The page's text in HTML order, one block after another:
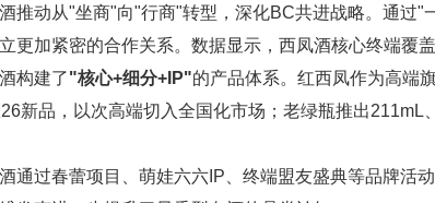
酒推动从"坐商"向"行商"转型，深化BC共进战略。通过"
更加紧密的合作关系。数据显示，西凤酒核心终端覆
构建了"核心+细分+IP"的产品体系。红西凤作为高端
新品，以次高端切入全国化市场；老绿瓶推出211mL
酒通过春蕾项目、萌娃六六IP、终端盟友盛典等品牌活